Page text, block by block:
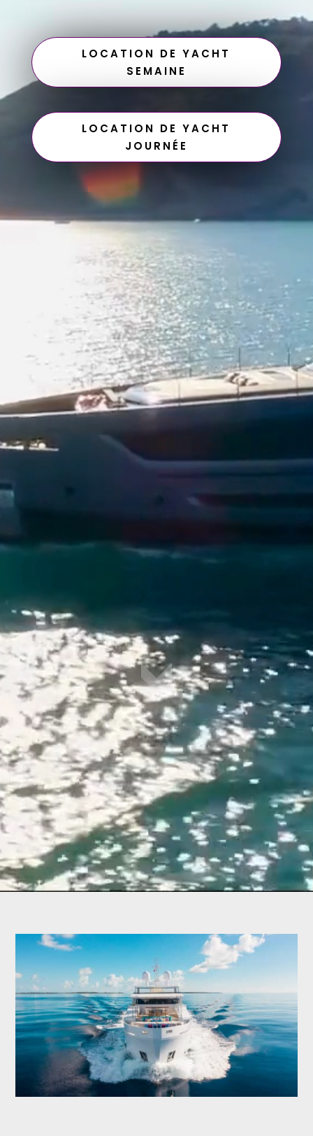
LOCATION DE YACHT
SEMAINE
LOCATION DE YACHT
JOURNÉE